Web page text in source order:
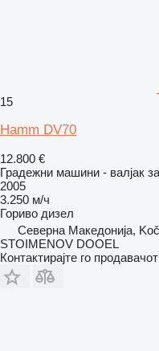
15
Hamm DV70
12.800 €
Градежни машини - валјак
2005
3.250 м/ч
Гориво дизел
Северна Македонија,
STOIMENOV DOOEL
Контактирајте го продавачот